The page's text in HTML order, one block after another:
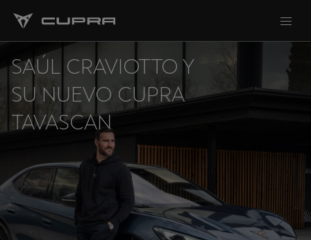
SAÚL CRAVIOTTO Y
SU NUEVO CUPRA
TAVASCAN